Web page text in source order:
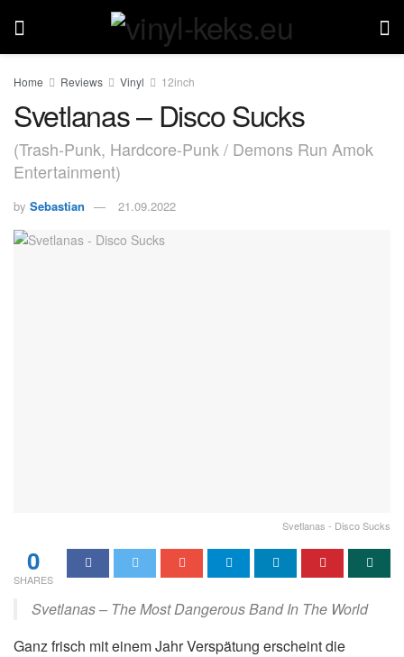
Home Reviews Vinyl 12inch
Svetlanas – Disco Sucks
(Trash-Punk, Hardcore-Punk / Demons Run Amok
Entertainment)
by Sebastian 21.09.2022
Svetlanas - Disco Sucks
0
SHARES
Svetlanas – The Most Dangerous Band In The World
Ganz frisch mit einem Jahr Verspätung erscheint die